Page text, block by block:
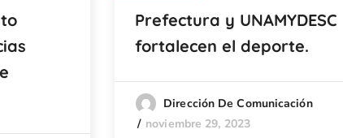
Prefectura y UNAMYDESC
fortalecen el deporte.
Dirección De Comunicación
noviembre 29, 2023